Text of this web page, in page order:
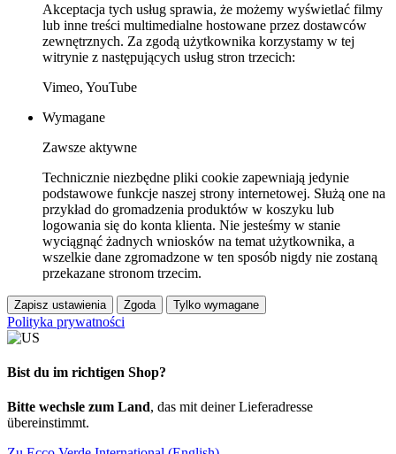
Akceptacja tych usług sprawia, że możemy wyświetlać filmy
lub inne treści multimedialne hostowane przez dostawców
zewnętrznych. Za zgodą użytkownika korzystamy w tej
witrynie z następujących usług stron trzecich:
Vimeo, YouTube
Wymagane
Zawsze aktywne
Technicznie niezbędne pliki cookie zapewniają jedynie
podstawowe funkcje naszej strony internetowej. Służą one na
przykład do gromadzenia produktów w koszyku lub
logowania się do konta klienta. Nie jesteśmy w stanie
wyciągnąć żadnych wniosków na temat użytkownika, a
wszelkie dane zgromadzone w ten sposób nigdy nie zostaną
przekazane stronom trzecim.
Zapisz ustawienia Zgoda Tylko wymagane
Polityka prywatności
Bist du im richtigen Shop?
Bitte wechsle zum Land, das mit deiner Lieferadresse
übereinstimmt.